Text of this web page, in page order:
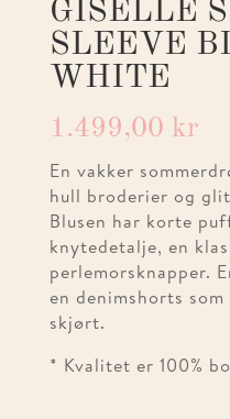
GISELLE
SLEEVE
WHITE
1.499,00 kr
En vakker
hull broderier og
Blusen har korte
knytedetalje, en
perlemorsknapper.
en denimshorts
skjørt.
* Kvalitet er 100%